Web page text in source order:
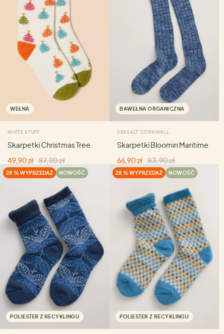
WEŁNA
WHITE STUFF
Skarpetki Christmas Tree
49,90 zł 87,90 zł
BAWEŁNA ORGANICZNA
SEASALT CORNWALL
Skarpetki Bloomin Maritime
66,90 zł 83,90 zł
28 % WYPRZEDAŻ NOWOŚĆ
POLIESTER Z RECYKLINGU
28 % WYPRZEDAŻ NOWOŚĆ
POLIESTER Z RECYKLINGU